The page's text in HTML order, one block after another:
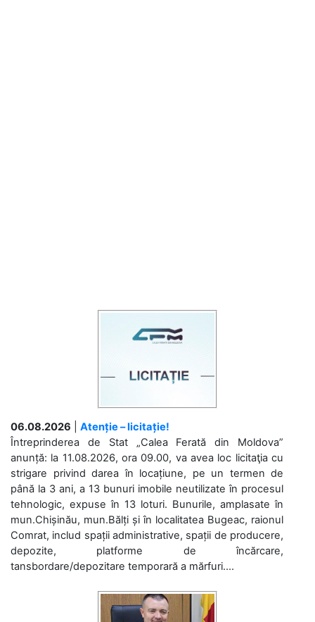
06.08.2026
Atenție – licitație!
Întreprinderea de Stat „Calea Ferată din Moldova”
anunță: la 11.08.2026, ora 09.00, va avea loc licitaţia cu
strigare privind darea în locațiune, pe un termen de
până la 3 ani, a 13 bunuri imobile neutilizate în procesul
tehnologic, expuse în 13 loturi. Bunurile, amplasate în
mun.Chișinău, mun.Bălți și în localitatea Bugeac, raionul
Comrat, includ spații administrative, spații de producere,
depozite, platforme de încărcare,
tansbordare/depozitare temporară a mărfuri....